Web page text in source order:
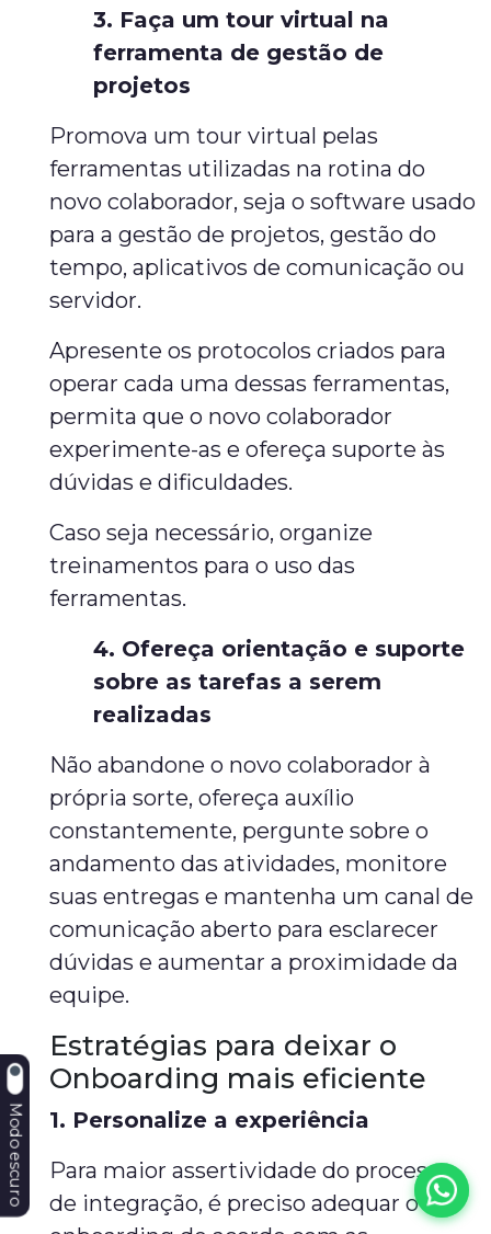
3. Faça um tour virtual na
ferramenta de gestão de
projetos
Promova um tour virtual pelas
ferramentas utilizadas na rotina do
novo colaborador, seja o software usado
para a gestão de projetos, gestão do
tempo, aplicativos de comunicação ou
servidor.
Apresente os protocolos criados para
operar cada uma dessas ferramentas,
permita que o novo colaborador
experimente-as e ofereça suporte às
dúvidas e dificuldades.
Caso seja necessário, organize
treinamentos para o uso das
ferramentas.
4. Ofereça orientação e suporte
sobre as tarefas a serem
realizadas
Não abandone o novo colaborador à
própria sorte, ofereça auxílio
constantemente, pergunte sobre o
andamento das atividades, monitore
suas entregas e mantenha um canal de
comunicação aberto para esclarecer
dúvidas e aumentar a proximidade da
equipe.
Estratégias para deixar o
Onboarding mais eficiente
1. Personalize a experiência
Para maior assertividade do processo
de integração, é preciso adequar o
Modo escuro